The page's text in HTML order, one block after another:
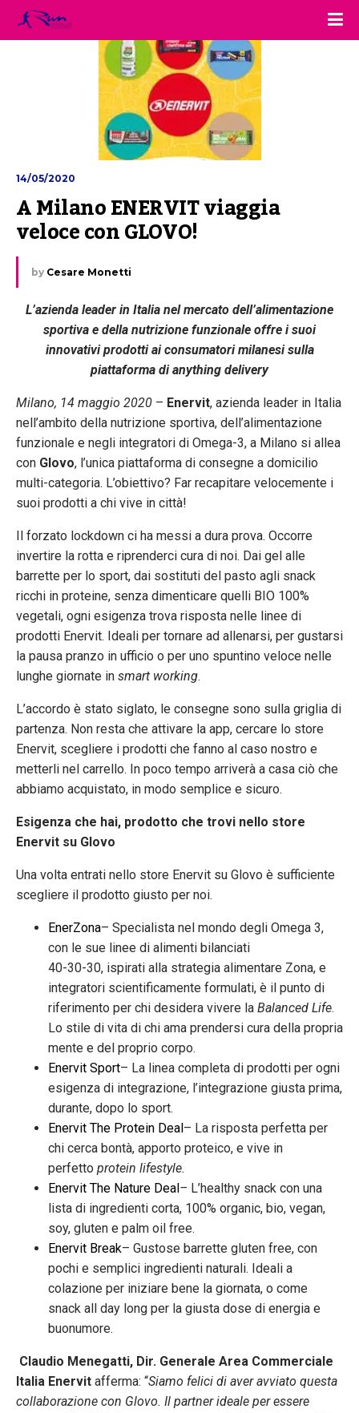
14/05/2020
A Milano ENERVIT viaggia
veloce con GLOVO!
by Cesare Monetti
L’azienda leader in Italia nel mercato dell’alimentazione
sportiva e della nutrizione funzionale offre i suoi
innovativi prodotti ai consumatori milanesi sulla
piattaforma di anything delivery
Milano, 14 maggio 2020 – Enervit, azienda leader in Italia
nell’ambito della nutrizione sportiva, dell’alimentazione
funzionale e negli integratori di Omega-3, a Milano si allea
con Glovo, l’unica piattaforma di consegne a domicilio
multi-categoria. L’obiettivo? Far recapitare velocemente i
suoi prodotti a chi vive in città!
Il forzato lockdown ci ha messi a dura prova. Occorre
invertire la rotta e riprenderci cura di noi. Dai gel alle
barrette per lo sport, dai sostituti del pasto agli snack
ricchi in proteine, senza dimenticare quelli BIO 100%
vegetali, ogni esigenza trova risposta nelle linee di
prodotti Enervit. Ideali per tornare ad allenarsi, per gustarsi
la pausa pranzo in ufficio o per uno spuntino veloce nelle
lunghe giornate in smart working.
L’accordo è stato siglato, le consegne sono sulla griglia di
partenza. Non resta che attivare la app, cercare lo store
Enervit, scegliere i prodotti che fanno al caso nostro e
metterli nel carrello. In poco tempo arriverà a casa ciò che
abbiamo acquistato, in modo semplice e sicuro.
Esigenza che hai, prodotto che trovi nello store
Enervit su Glovo
Una volta entrati nello store Enervit su Glovo è sufficiente
scegliere il prodotto giusto per noi.
EnerZona– Specialista nel mondo degli Omega 3,
con le sue linee di alimenti bilanciati
40-30-30, ispirati alla strategia alimentare Zona, e
integratori scientificamente formulati, è il punto di
riferimento per chi desidera vivere la Balanced Life.
Lo stile di vita di chi ama prendersi cura della propria
mente e del proprio corpo.
Enervit Sport– La linea completa di prodotti per ogni
esigenza di integrazione, l’integrazione giusta prima,
durante, dopo lo sport.
Enervit The Protein Deal– La risposta perfetta per
chi cerca bontà, apporto proteico, e vive in
perfetto protein lifestyle.
Enervit The Nature Deal– L’healthy snack con una
lista di ingredienti corta, 100% organic, bio, vegan,
soy, gluten e palm oil free.
Enervit Break– Gustose barrette gluten free, con
pochi e semplici ingredienti naturali. Ideali a
colazione per iniziare bene la giornata, o come
snack all day long per la giusta dose di energia e
buonumore.
Claudio Menegatti, Dir. Generale Area Commerciale
Italia Enervit afferma: “Siamo felici di aver avviato questa
collaborazione con Glovo. Il partner ideale per essere